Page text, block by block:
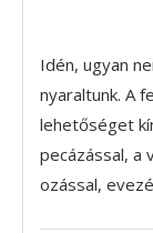
Idén, ugyan
nyaraltunk. A
lehetőséget
pecázással, a
ozással,